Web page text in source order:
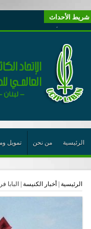
شريط الأحداث
“لبنانيون من أجل الكيان” (اتحاد
“الوحدة في التعدّد: إعادة بناء
يتبع في معنى الأعجوبة
ترشيح أسعد جوان لجائزة نوبل يعزّز
احتفالات عيد القديس شربل
الأعجوبة في المسيحيّة: معنًى وحدًّا
من يختصر الله يجعل الدين خطرًا
أيّ عيش مشترك نريد؟
الرئيسية من نحن تمويل
الرئيسية أخبار الكنيسة